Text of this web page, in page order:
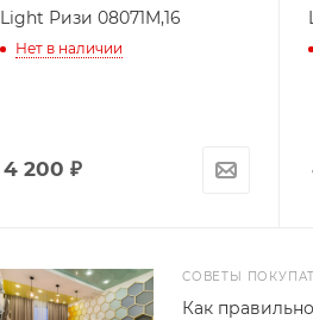
Light Ризи 08071M,16
Нет в наличии
4 200 ₽
СОВЕТЫ
Как